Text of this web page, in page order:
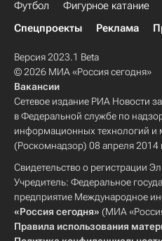
Футбол Фигурное катание
Спецпроекты
Реклама
Версия 2023.1 Beta
© 2026 МИА «Россия сегодня»
Вакансии
Сетевое издание РИА Новости
в Федеральной службе по
информационных технологий и
(Роскомнадзор) 08 апреля 2014
Свидетельство о регистрации
Учредитель: Федеральное
предприятие Международное
«Россия сегодня» (МИА
Правила использования